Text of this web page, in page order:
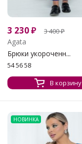
3 230₽ 3 400₽
Agata
Брюки укороченн...
54 56 58
В корзину
НОВИНКА